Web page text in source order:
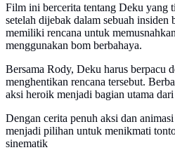
Film ini bercerita tentang Deku yang
setelah dijebak dalam sebuah
memiliki rencana untuk
menggunakan bom berbahaya.
Bersama Rody, Deku harus berpacu
menghentikan rencana tersebut.
aksi heroik menjadi bagian utama
Dengan cerita penuh aksi dan
menjadi pilihan untuk menikmati
sinematik